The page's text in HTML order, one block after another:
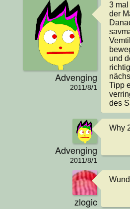
Advenging
2011/8/1
3
der
und
Tipp
des
Advenging
2011/8/1
Why
zlogic